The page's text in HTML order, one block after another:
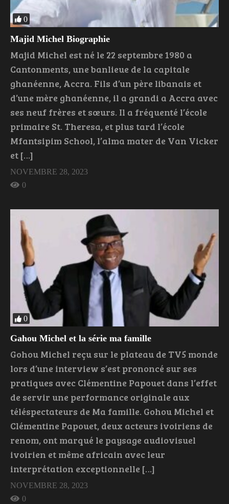
0
Majid Michel Biographie
Majid Michel est né le 22 septembre 1980 a
Cantonments, une banlieue de la capitale
ghanéenne, Accra. Fils d’un père libanais et
d’une mère ghanéenne, il a grandi a Accra avec
ses neuf frères et sœurs. Il a fréquenté l’école
primaire St. Theresa, et plus tard l’école
Mfantsipim School, l’alma mater de Van Vicker
et […]
NOVEMBRE 28, 2023
0
0
Gahou Michel et la série ma famille
Gohou Michel reçu sur le plateau de TV5 monde
lors d’une interview s’est prononcé sur ses
pratiques avec Clémentine Papouet dans l’effet
de servir une performance originale aux
téléspectateurs de Ma famille. Gohou Michel et
Clémentine Papouet, deux acteurs ivoiriens de
renom, ont marqué le paysage audiovisuel
ivoirien et même africain avec leur
interprétation exceptionnelle […]
NOVEMBRE 28, 2023
0